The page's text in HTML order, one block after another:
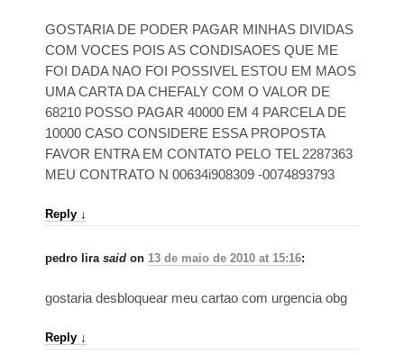
GOSTARIA DE PODER PAGAR MINHAS DIVIDAS
COM VOCES POIS AS CONDISAOES QUE ME
FOI DADA NAO FOI POSSIVEL ESTOU EM MAOS
UMA CARTA DA CHEFALY COM O VALOR DE
68210 POSSO PAGAR 40000 EM 4 PARCELA DE
10000 CASO CONSIDERE ESSA PROPOSTA
FAVOR ENTRA EM CONTATO PELO TEL 2287363
MEU CONTRATO N 00634i908309 -0074893793
Reply ↓
pedro lira said on 13 de maio de 2010 at 15:16:
gostaria desbloquear meu cartao com urgencia obg
Reply ↓